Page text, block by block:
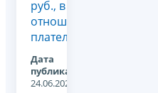
руб., в
отношении
плательщиков,...
Дата
публикации:
24.06.2025